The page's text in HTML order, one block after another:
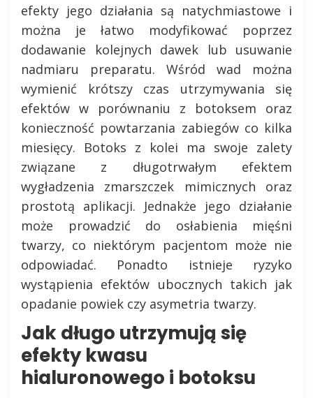
efekty jego działania są natychmiastowe i
można je łatwo modyfikować poprzez
dodawanie kolejnych dawek lub usuwanie
nadmiaru preparatu. Wśród wad można
wymienić krótszy czas utrzymywania się
efektów w porównaniu z botoksem oraz
konieczność powtarzania zabiegów co kilka
miesięcy. Botoks z kolei ma swoje zalety
związane z długotrwałym efektem
wygładzenia zmarszczek mimicznych oraz
prostotą aplikacji. Jednakże jego działanie
może prowadzić do osłabienia mięśni
twarzy, co niektórym pacjentom może nie
odpowiadać. Ponadto istnieje ryzyko
wystąpienia efektów ubocznych takich jak
opadanie powiek czy asymetria twarzy.
Jak długo utrzymują się
efekty kwasu
hialuronowego i botoksu